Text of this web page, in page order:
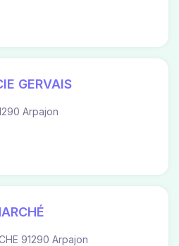
GERVAIS
Arpajon
91290 Arpajon